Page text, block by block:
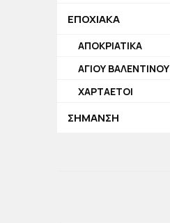
ΕΠΟΧΙΑΚΑ
ΑΠΟΚΡΙΑΤΙΚΑ
ΑΓΙΟΥ ΒΑΛΕΝΤΙΝΟΥ
ΧΑΡΤΑΕΤΟΙ
ΣΗΜΑΝΣΗ